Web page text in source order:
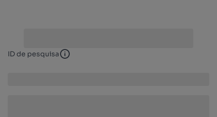
ID de pesquisa ID de pesquisa